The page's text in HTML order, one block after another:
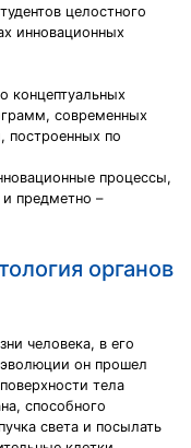
целостного
инновационных
концептуальных
современных
построенных по
процессы,
и предметно –
органов
человека, в его
он прошел
тела
способного
света и посылать